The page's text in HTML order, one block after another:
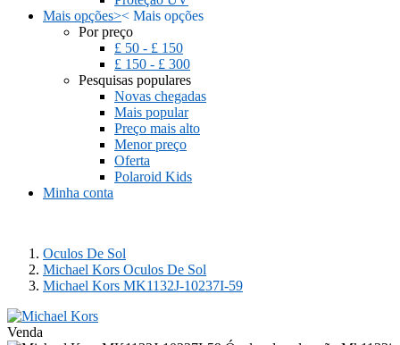
Mais opções>< Mais opções
Por preço
£ 50 - £ 150
£ 150 - £ 300
Pesquisas populares
Novas chegadas
Mais popular
Preço mais alto
Menor preço
Oferta
Polaroid Kids
Minha conta
Oculos De Sol
Michael Kors Oculos De Sol
Michael Kors MK1132J-10237I-59
Venda